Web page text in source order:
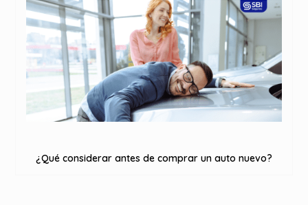
¿Qué considerar antes de comprar un auto nuevo?